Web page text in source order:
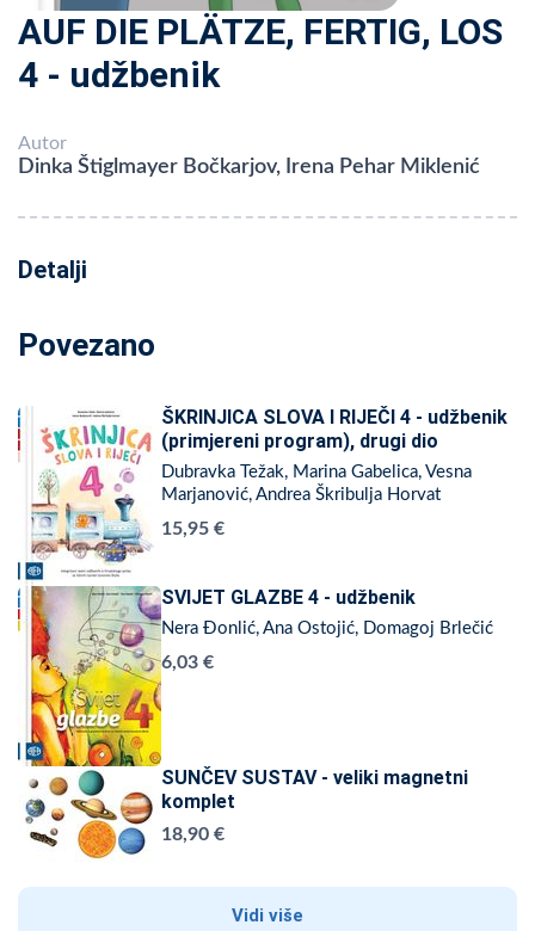
AUF DIE PLÄTZE, FERTIG, LOS
4 - udžbenik
Autor
Dinka Štiglmayer Bočkarjov, Irena Pehar Miklenić
Detalji
Povezano
ŠKRINJICA SLOVA I RIJEČI 4 - udžbenik
(primjereni program), drugi dio
Dubravka Težak, Marina Gabelica, Vesna
Marjanović, Andrea Škribulja Horvat
15,95 €
SVIJET GLAZBE 4 - udžbenik
Nera Đonlić, Ana Ostojić, Domagoj Brlečić
6,03 €
SUNČEV SUSTAV - veliki magnetni
komplet
18,90 €
Vidi više